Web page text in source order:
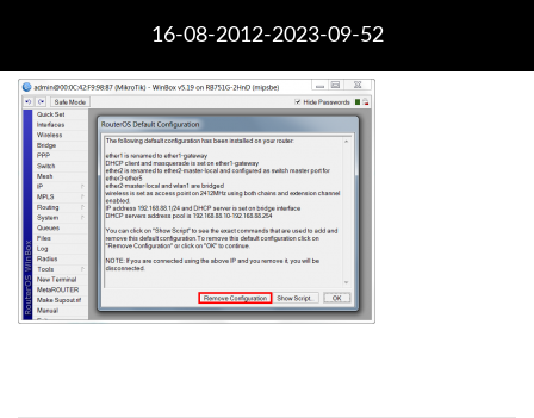
16-08-2012-2023-09-52